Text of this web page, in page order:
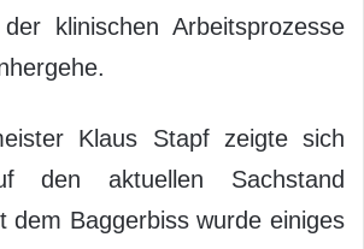
klinischen Arbeitsprozesse
Klaus Stapf zeigte sich
den aktuellen Sachstand
dem Baggerbiss wurde einiges